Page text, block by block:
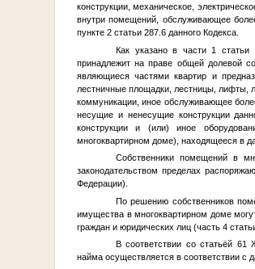
конструкции, механическое,
внутри помещений, обслуживающее
пункте 2 статьи 287.6 данного Кодекса.
Как указано в части 1
принадлежит на праве общей долевой
являющиеся частями квартир и
лестничные площадки, лестницы, лифты,
коммуникации, иное обслуживающее
несущие и ненесущие конструкции
конструкции и (или) иное
многоквартирном доме), находящееся в
Собственники помещений в
законодательством пределах
Федерации).
По решению собственников
имущества в многоквартирном доме
граждан и юридических лиц (часть 4
В соответствии со статьёй
найма осуществляется в соответствии с